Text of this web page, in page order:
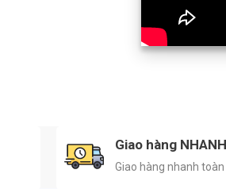
Giao hàng NHANH
Giao hàng nhanh